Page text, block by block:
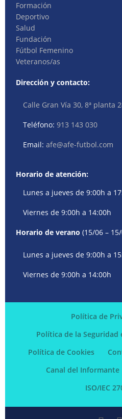
Formación
Deportivo
Salud
Fundación
Fútbol Femenino
Veteranos/as
Dirección y contacto:
Calle Gran Vía 30, 8ª planta
Teléfono:913 143 030
Email:afe@afe-futbol.com
Horario de atención:
Lunes a jueves de 9:00h a
Viernes de 9:00h a 14:00h
Horario de verano (15/06 –
Lunes a jueves de 9:00h a
Viernes de 9:00h a 14:00h
Política de
Política de la Seguridad
Política de Cookies
Canal del Informante
ISO/IEC